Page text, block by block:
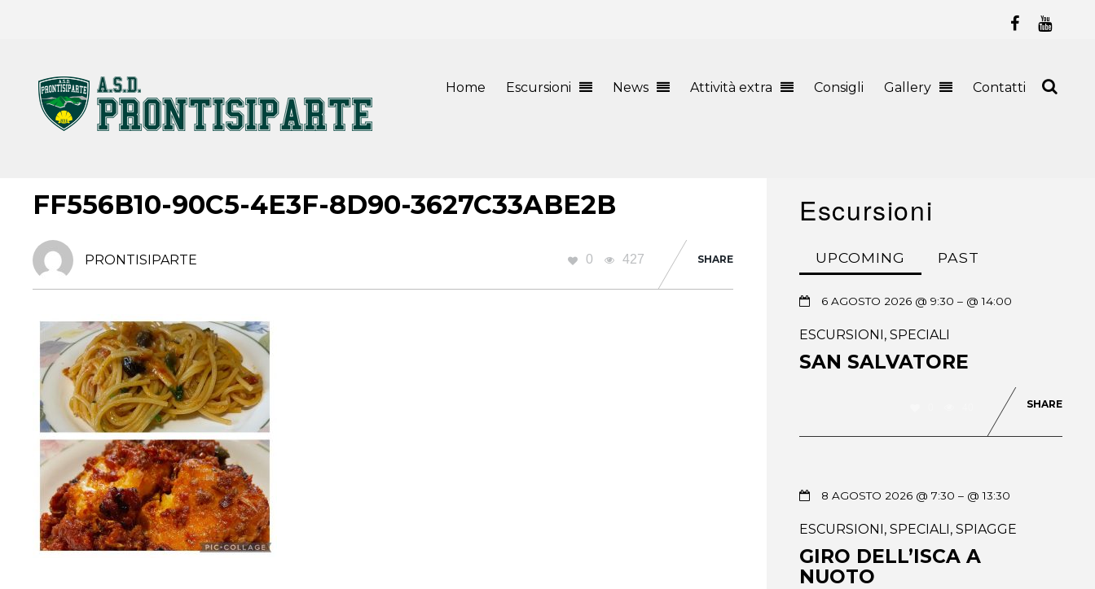
Home Escursioni News Attività extra Consigli Gallery Contatti
FF556B10-90C5-4E3F-8D90-3627C33ABE2B
PRONTISIPARTE 0 427 SHARE
Escursioni
UPCOMING PAST
6 AGOSTO 2026 @ 9:30– @ 14:00
ESCURSIONI,SPECIALI
SAN SALVATORE
SHARE
8 AGOSTO 2026 @ 7:30– @ 13:30
ESCURSIONI,SPECIALI,SPIAGGE
GIRO DELL’ISCA A
NUOTO